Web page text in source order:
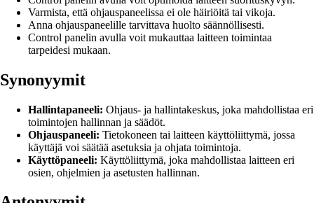
Varmista, että ohjauspaneelissa ei ole häiriöitä tai vikoja.
Anna ohjauspaneelille tarvittava huolto säännöllisesti.
Control panelin avulla voit mukauttaa laitteen toimintaa
tarpeidesi mukaan.
Synonyymit
Hallintapaneeli: Ohjaus- ja hallintakeskus, joka mahdollistaa eri
toimintojen hallinnan ja säädöt.
Ohjauspaneeli: Tietokoneen tai laitteen käyttöliittymä, jossa
käyttäjä voi säätää asetuksia ja ohjata toimintoja.
Käyttöpaneeli: Käyttöliittymä, joka mahdollistaa laitteen eri
osien, ohjelmien ja asetusten hallinnan.